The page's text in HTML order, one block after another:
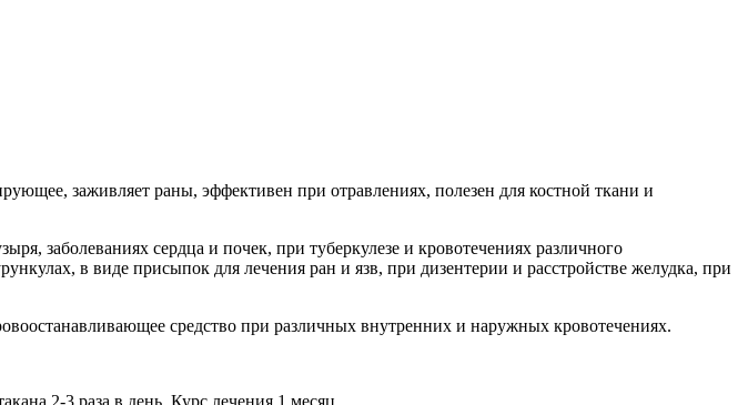
заживляет раны, эффективен при отравлениях, полезен для костной ткани и
заболеваниях сердца и почек, при туберкулезе и кровотечениях различного
в виде присыпок для лечения ран и язв, при дизентерии и расстройстве желудка, при
средство при различных внутренних и наружных кровотечениях.
2-3 раза в день. Курс лечения 1 месяц.